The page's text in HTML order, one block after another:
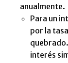
anualmente.
Para un
por la
interés